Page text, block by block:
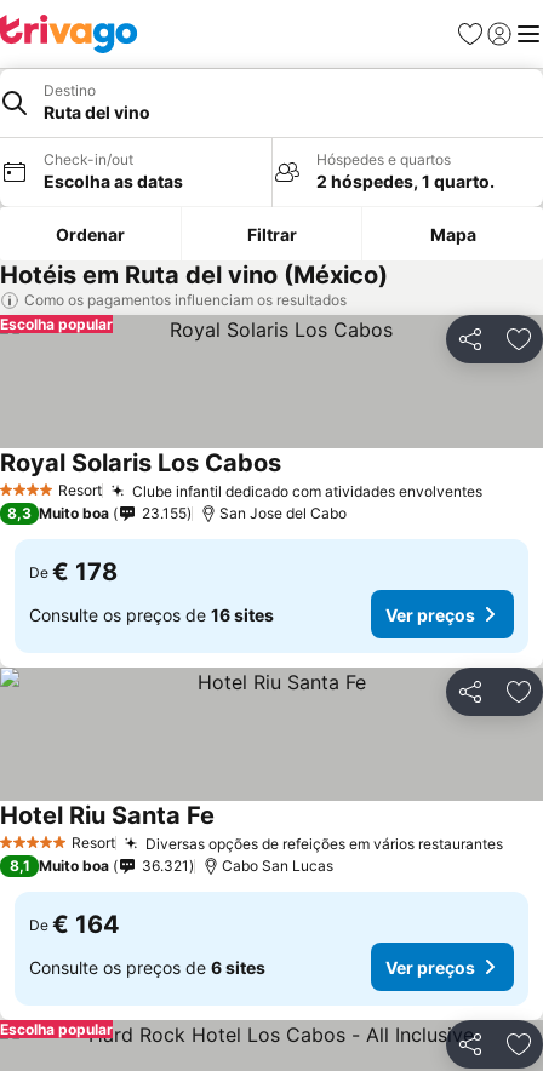
Favoritos
Iniciar
Destino
Ruta del vino
Check-in/out
Escolha as datas
Hóspedes e quartos
2 hóspedes, 1 quarto.
Ordenar Filtrar Mapa
Hotéis em Ruta del vino (México)
Como os pagamentos influenciam os resultados
Partilhar
Escolha popular
4 EstrelasResort Clube infantil dedicado com atividades envolventes
Royal Solaris Los Cabos
8,3 Muito boa 23.155 San Jose del Cabo
De € 178
Consulte os preços de 16 sites Ver preços
Partilhar
5 Estrelas Resort Diversas opções de refeições em vários restaurantes
Hotel Riu Santa Fe
8,1 Muito boa 36.321 Cabo San Lucas
De € 164
Consulte os preços de 6 sites Ver preços
Partilhar
Escolha popular